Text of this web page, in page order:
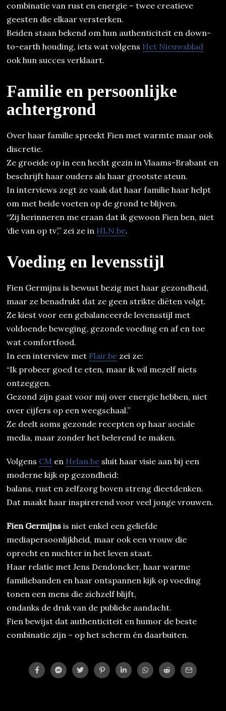
combinatie van rust en energie – twee creatieve
geesten die elkaar versterken.
Beiden staan bekend om hun authenticiteit en down-
to-earth houding, iets wat volgens Het Nieuwsblad
ook hun succes verklaart.
Familie en persoonlijke
achtergrond
Over haar familie spreekt Fien met warmte maar ook
discretie.
Ze groeide op in een hecht gezin in Vlaams-Brabant en
beschrijft haar ouders als haar grootste steun.
In interviews zegt ze vaak dat haar familie haar helpt
om met beide voeten op de grond te blijven.
“Zij herinneren me eraan dat ik gewoon Fien ben, niet
‘die van op tv’,” zei ze in HLN.be.
Voeding en levensstijl
Fien Germijns is bewust bezig met haar gezondheid,
maar ze benadrukt dat ze geen strikte diëten volgt.
Ze kiest voor een gebalanceerde levensstijl met
voldoende beweging, gezonde voeding en af en toe
wat comfortfood.
In een interview met Flair.be zei ze:
“Ik probeer goed te eten, maar ik wil mezelf niets
ontzeggen.
Gezond zijn gaat voor mij over energie hebben, niet
over cijfers op een weegschaal.”
Ze deelt soms gezonde recepten op haar sociale
media, maar zonder het belerend te maken.
Volgens CM en Helan.be sluit haar visie aan bij een
moderne kijk op gezondheid:
balans, rust en zelfzorg boven streng dieetdenken.
Dat maakt haar inspirerend voor veel jonge vrouwen.
Fien Germijns is niet enkel een geliefde
mediapersoonlijkheid, maar ook een vrouw die
oprecht en nuchter in het leven staat.
Haar relatie met Jens Dendoncker, haar warme
familiebanden en haar ontspannen kijk op voeding
tonen een mens die zichzelf blijft,
ondanks de druk van de publieke aandacht.
Fien bewijst dat authenticiteit en humor de beste
combinatie zijn – op het scherm én daarbuiten.